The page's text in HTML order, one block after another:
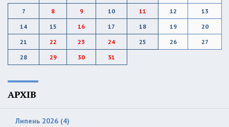
7
8 9 10 11 12
13
14
15 16 17 18 19
20
21
22 23 24 25 26
27
28
29 30 31
АРХІВ
Липень 2026 (4)